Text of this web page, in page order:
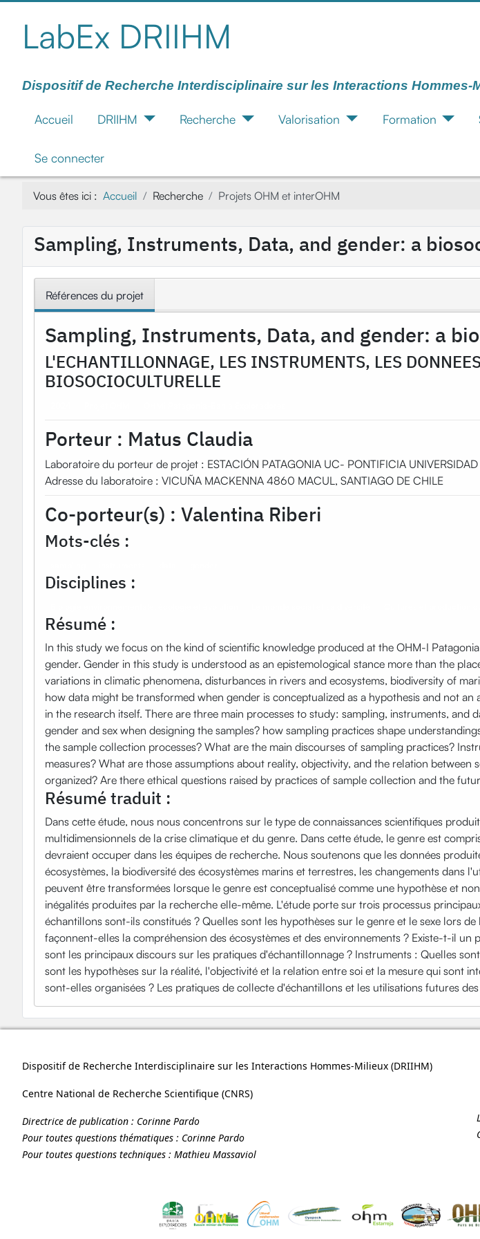
LabEx DRIIHM
Dispositif de Recherche Interdisciplinaire sur les Interactions Hommes-
Accueil DRIIHM Recherche Valorisation Formation
Se connecter
Vous êtes ici : Accueil Recherche Projets OHM et interOHM
Sampling, Instruments, Data, and gender: a
Références du projet
Sampling, Instruments, Data, and gender: a
L'ECHANTILLONNAGE, LES INSTRUMENTS, LES
BIOSOCIOCULTURELLE
Porteur : Matus Claudia
Laboratoire du porteur de projet : ESTACIÓN PATAGONIA UC- PONTIFICIA
Adresse du laboratoire : VICUÑA MACKENNA 4860 MACUL, SANTIAGO DE CHILE
Co-porteur(s) : Valentina Riberi
Mots-clés :
Disciplines :
Résumé :
In this study we focus on the kind of scientific knowledge produced at the OHM-I
gender. Gender in this study is understood as an epistemological stance more than the
variations in climatic phenomena, disturbances in rivers and ecosystems, biodiversity of
how data might be transformed when gender is conceptualized as a hypothesis and not
in the research itself. There are three main processes to study: sampling, instruments,
gender and sex when designing the samples? how sampling practices shape
the sample collection processes? What are the main discourses of sampling practices?
measures? What are those assumptions about reality, objectivity, and the relation
organized? Are there ethical questions raised by practices of sample collection and the
Résumé traduit :
Dans cette étude, nous nous concentrons sur le type de connaissances scientifiques
multidimensionnels de la crise climatique et du genre. Dans cette étude, le genre est
devraient occuper dans les équipes de recherche. Nous soutenons que les données
écosystèmes, la biodiversité des écosystèmes marins et terrestres, les changements
peuvent être transformées lorsque le genre est conceptualisé comme une hypothèse et
inégalités produites par la recherche elle-même. L'étude porte sur trois processus
échantillons sont-ils constitués ? Quelles sont les hypothèses sur le genre et le sexe lors
façonnent-elles la compréhension des écosystèmes et des environnements ? Existe-t-il
sont les principaux discours sur les pratiques d'échantillonnage ? Instruments : Quelles
sont les hypothèses sur la réalité, l'objectivité et la relation entre soi et la mesure qui sont
sont-elles organisées ? Les pratiques de collecte d'échantillons et les utilisations futures
Dispositif de Recherche Interdisciplinaire sur les Interactions Hommes-Milieux (DRIIHM)
Centre National de Recherche Scientifique (CNRS)
Directrice de publication : Corinne Pardo
Pour toutes questions thématiques : Corinne Pardo
Pour toutes questions techniques : Mathieu Massaviol